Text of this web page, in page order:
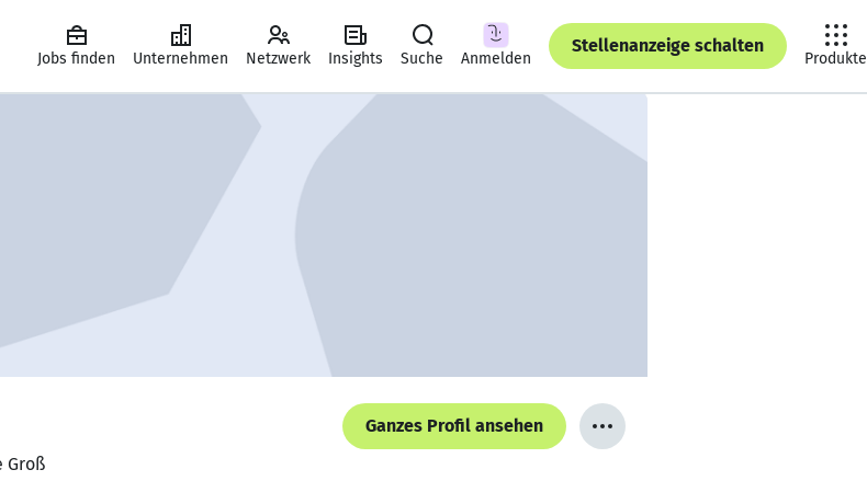
Jobs finden Unternehmen Netzwerk Insights Suche Anmelden
Stellenanzeige schalten
Produkte
Ganzes Profil ansehen
Groß